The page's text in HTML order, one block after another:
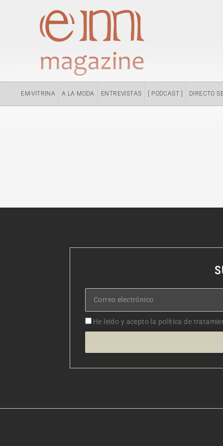
EM-VITRINA A LA MODA ENTREVISTAS [ PODCAST ] DIRECTO
Correo
electrónico
Aceptacion
He leído y acepto la política de